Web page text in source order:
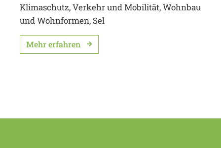
Klimaschutz, Verkehr und Mobilität, Wohnbau
und Wohnformen, Sel
Mehr erfahren